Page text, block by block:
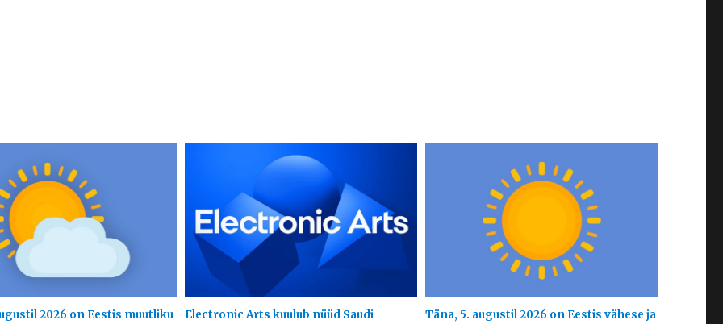
2026 on Eestis muutliku
Electronic Arts kuulub nüüd Saudi
Täna, 5. augustil 2026 on Eestis vähese ja